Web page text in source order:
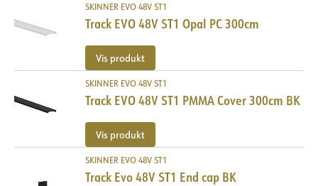
SKINNER EVO 48V ST1
Track EVO 48V ST1 Opal PC 300cm
Vis produkt
SKINNER EVO 48V ST1
Track EVO 48V ST1 PMMA Cover 300cm BK
Vis produkt
SKINNER EVO 48V ST1
Track Evo 48V ST1 End cap BK